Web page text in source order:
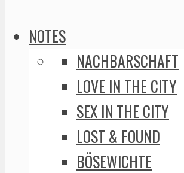
NOTES
NACHBARSCHAFT
LOVE IN THE CITY
SEX IN THE CITY
LOST & FOUND
BÖSEWICHTE